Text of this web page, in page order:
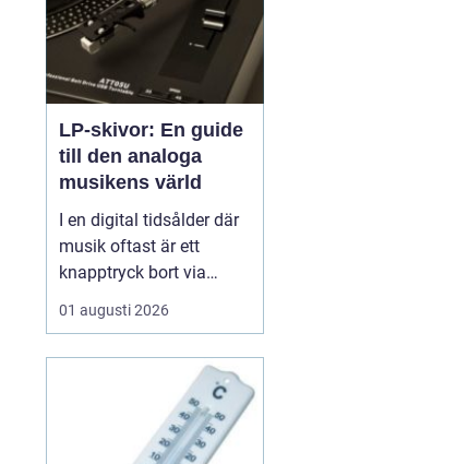
LP-skivor: En guide
till den analoga
musikens värld
I en digital tidsålder där
musik oftast är ett
knapptryck bort via
streamingtjänster, finns
det ännu de som väljer
hos LP skivor. Dessa
skivor erbjuder mer än
bara musik; de ger en
taktil och au...
01 augusti 2026